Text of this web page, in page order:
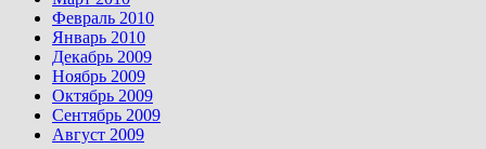
Февраль 2010
Январь 2010
Декабрь 2009
Ноябрь 2009
Октябрь 2009
Сентябрь 2009
Август 2009